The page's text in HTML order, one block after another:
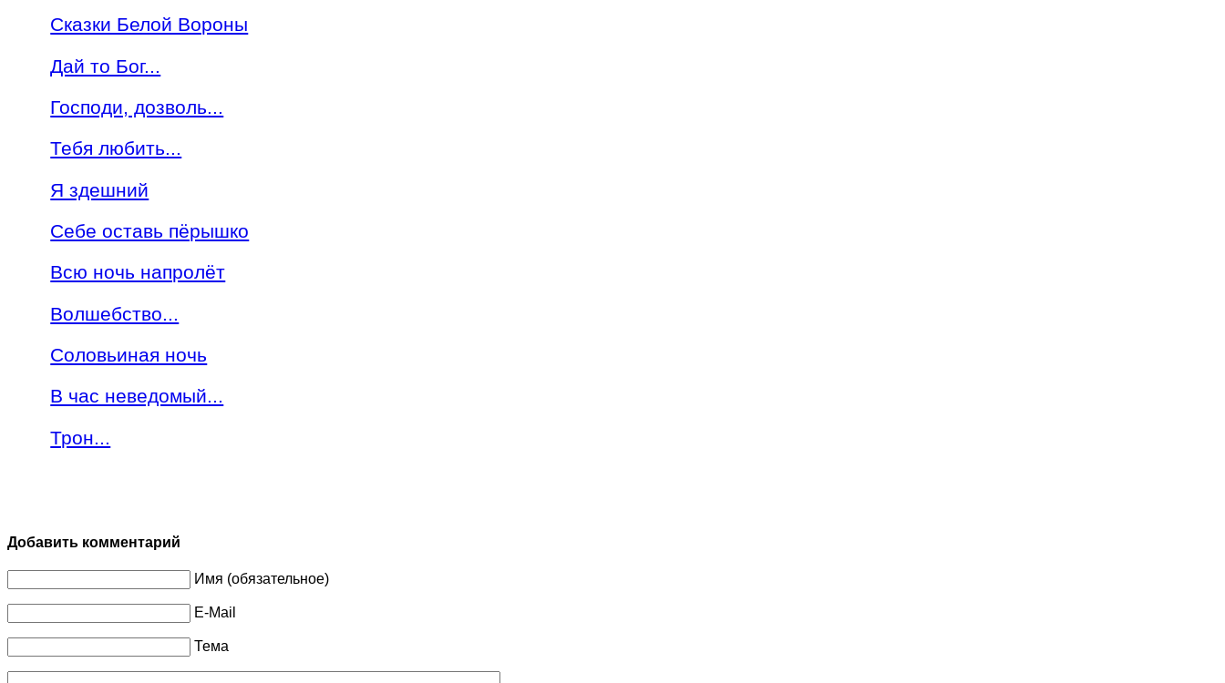
Сказки Белой Вороны
Дай то Бог...
Господи, дозволь...
Тебя любить...
Я здешний
Себе оставь пёрышко
Всю ночь напролёт
Волшебство...
Соловьиная ночь
В час неведомый...
Трон...
Добавить комментарий
Имя (обязательное)
E-Mail
Тема